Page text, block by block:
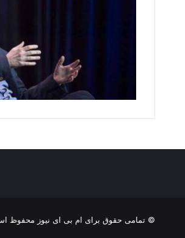
© تمامی حقوق برای ام بی ای نیوز محفوظ